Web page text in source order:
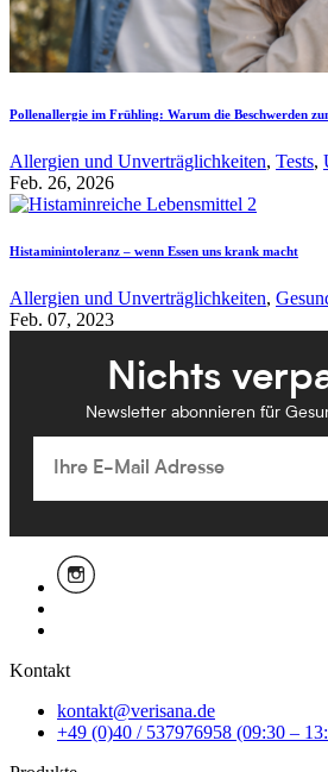
Pollenallergie im Frühling: Warum die Beschwerden
Allergien und Unverträglichkeiten, Tests,
Feb. 26, 2026
Histaminintoleranz – wenn Essen uns krank macht
Allergien und Unverträglichkeiten,
Feb. 07, 2023
Nichts
Newsletter abonnieren für
Kontakt
kontakt@verisana.de
+49 (0)40 / 537976958 (09:30 –